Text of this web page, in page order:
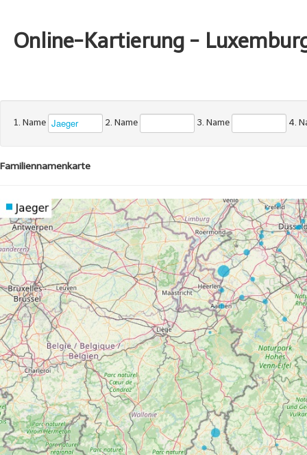
Online-Kartierung -
1. Name 2. Name 3. Name 4.
Familiennamenkarte